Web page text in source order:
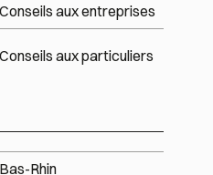
Conseils aux entreprises
Conseils aux particuliers
Bas-Rhin